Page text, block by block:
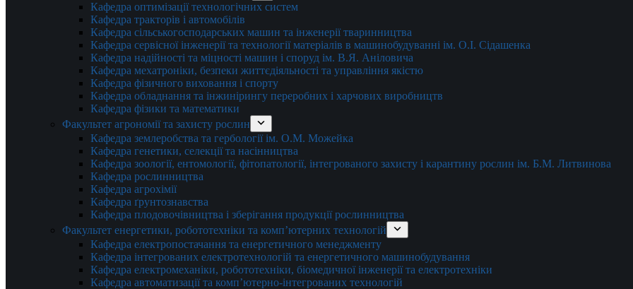
Кафедра оптимізації технологічних систем
Кафедра тракторів і автомобілів
Кафедра сільськогосподарських машин та інженерії тваринництва
Кафедра cервісної інженерії та технології матеріалів в машинобудуванні ім. О.І. Сідашенка
Кафедра надійності та міцності машин і споруд ім. В.Я. Аніловича
Кафедра мехатроніки, безпеки життєдіяльності та управління якістю
Кафедра фізичного виховання і спорту
Кафедра обладнання та інжинірингу переробних і харчових виробництв
Кафедра фізики та математики
Факультет агрономії та захисту рослин
Кафедра землеробства та гербології ім. О.М. Можейка
Кафедра генетики, селекції та насінництва
Кафедра зоології, ентомології, фітопатології, інтегрованого захисту і карантину рослин ім. Б.М. Литвинова
Кафедра рослинництва
Кафедра агрохімії
Кафедра ґрунтознавства
Кафедра плодовочівництва і зберігання продукції рослинництва
Факультет енергетики, робототехніки та комп’ютерних технологій
Кафедра електропостачання та енергетичного менеджменту
Кафедра інтегрованих електротехнологій та енергетичного машинобудування
Кафедра електромеханіки, робототехніки, біомедичної інженерії та електротехніки
Кафедра автоматизації та комп’ютерно-інтегрованих технологій